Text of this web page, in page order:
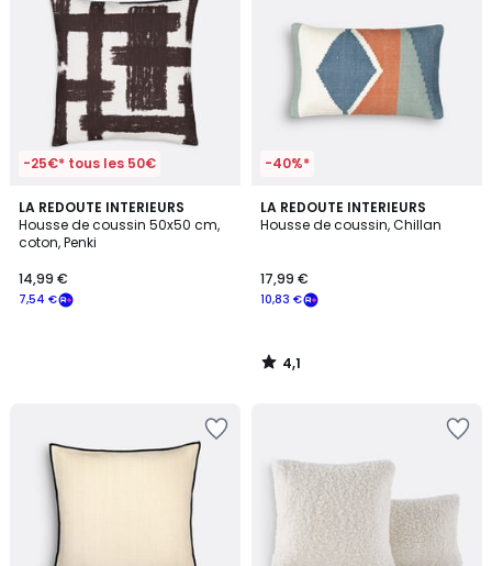
-25€* tous les 50€
LA REDOUTE INTERIEURS
Housse de coussin 50x50 cm,
coton, Penki
7,54 €
14,99 €
-40%*
LA REDOUTE INTERIEURS
Housse de coussin, Chillan
10,83 €
17,99 €
4,1
/ 5
4,1
/